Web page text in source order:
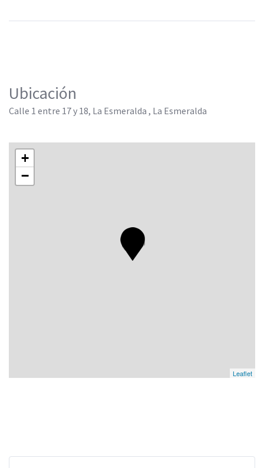
Ubicación
Calle 1 entre 17 y 18, La Esmeralda , La Esmeralda
+
−
Leaflet